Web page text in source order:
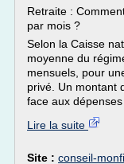
Retraite :
par mois ?
Selon la Caisse
moyenne du
mensuels, pour
privé. Un montant
face aux dépenses
Lire la suite
Site : conseil-